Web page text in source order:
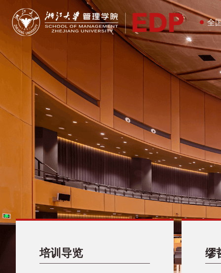
欢
企
培
全
培训导览 缪